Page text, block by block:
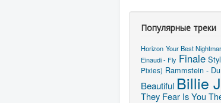
Популярные треки
Horizon Your Best
Einaudi - Fly Finale
Pixies) Rammstein -
Beautiful Billie
They Fear Is You